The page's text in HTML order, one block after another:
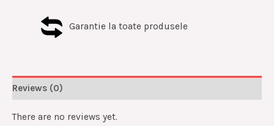
Garantie la toate produsele
Reviews (0)
There are no reviews yet.